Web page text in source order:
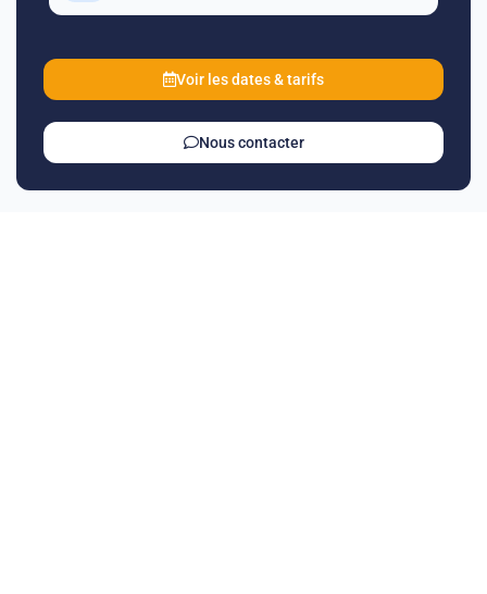
Voir les dates & tarifs
Nous contacter